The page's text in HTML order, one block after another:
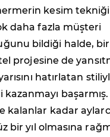
kesim
daha fazla müşteri
bildiği halde, bir
projesine de
hatırlatan
kazanmayı başarmış.
kalanlar kadar
bir yıl olmasına